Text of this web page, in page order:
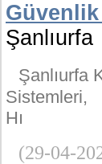
Şanlıurfa
Şanlıurfa
Sistemleri,
Hı
(29-04-